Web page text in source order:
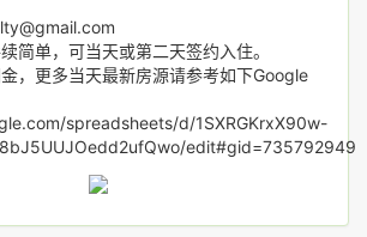
简单，可当天或第二天签约入住。
，更多当天最新房源请参考如下Google
spreadsheets/d/1SXRGKrxX90w-
edit#gid=735792949